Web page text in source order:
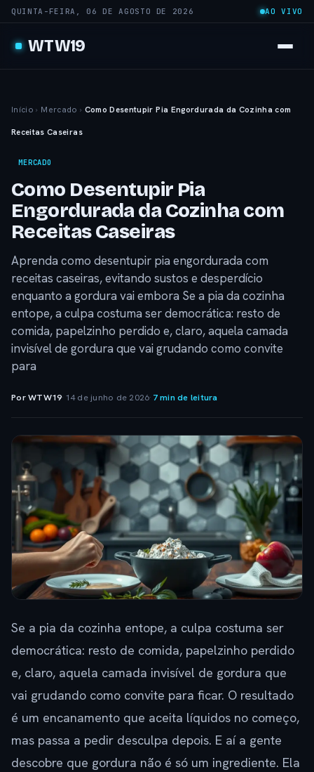
QUINTA-FEIRA, 06 DE AGOSTO DE 2026 AO VIVO
WTW19
Início › Mercado › Como Desentupir Pia Engordurada da Cozinha com
Receitas Caseiras
MERCADO
Como Desentupir Pia
Engordurada da Cozinha com
Receitas Caseiras
Aprenda como desentupir pia engordurada com
receitas caseiras, evitando sustos e desperdício
enquanto a gordura vai embora Se a pia da cozinha
entope, a culpa costuma ser democrática: resto de
comida, papelzinho perdido e, claro, aquela camada
invisível de gordura que vai grudando como convite
para
Por WTW19· 14 de junho de 2026· 7 min de leitura
Se a pia da cozinha entope, a culpa costuma ser
democrática: resto de comida, papelzinho perdido
e, claro, aquela camada invisível de gordura que
vai grudando como convite para ficar. O resultado
é um encanamento que aceita líquidos no começo,
mas passa a pedir desculpa depois. E aí a gente
descobre que gordura não é só um ingrediente. Ela